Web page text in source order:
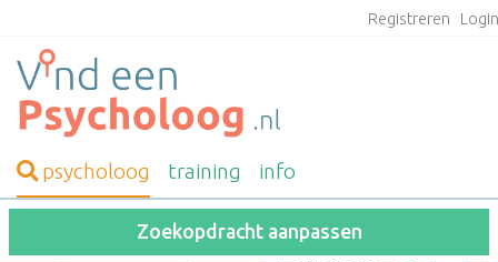
Registreren
psycholoog training info
Zoekopdracht aanpassen